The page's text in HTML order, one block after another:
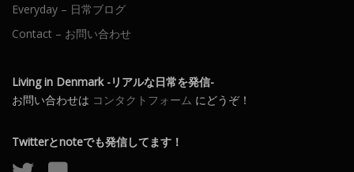
Everyday – 日常ブログ
Contact – お問い合わせ
Living in Denmark -リアルな日常を発信-
お問い合わせは コンタクトフォーム にどうぞ！
Twitterとnoteでも発信してます！